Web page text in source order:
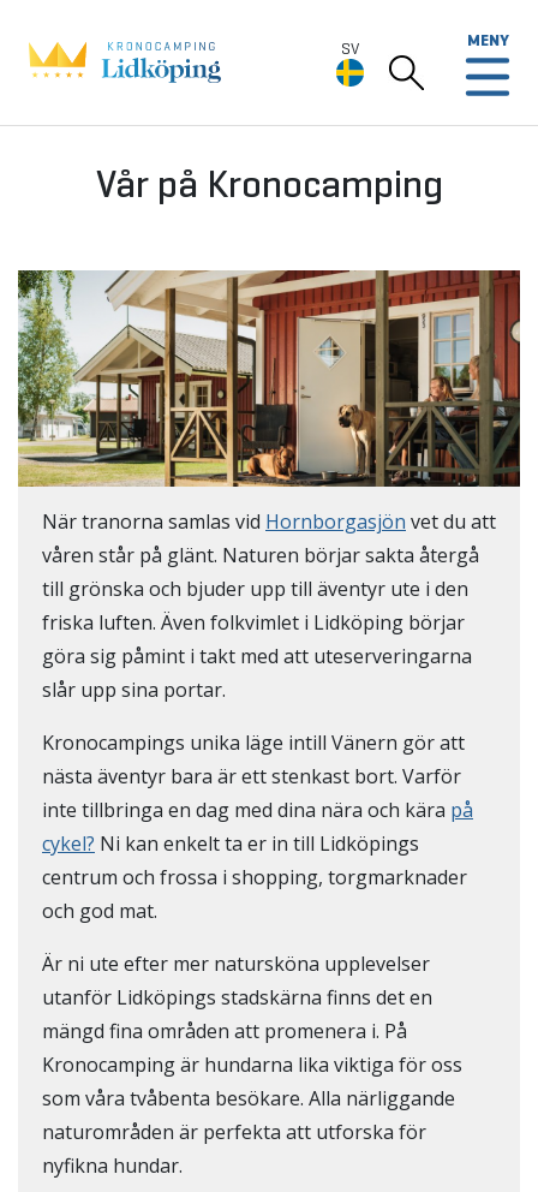
SV
Deutsch
MENY
Vår på Kronocamping
När tranorna samlas vid Hornborgasjön vet du att
våren står på glänt. Naturen börjar sakta återgå
till grönska och bjuder upp till äventyr ute i den
friska luften. Även folkvimlet i Lidköping börjar
göra sig påmint i takt med att uteserveringarna
slår upp sina portar.
Kronocampings unika läge intill Vänern gör att
nästa äventyr bara är ett stenkast bort. Varför
inte tillbringa en dag med dina nära och kära på
cykel? Ni kan enkelt ta er in till Lidköpings
centrum och frossa i shopping, torgmarknader
och god mat.
Är ni ute efter mer natursköna upplevelser
utanför Lidköpings stadskärna finns det en
mängd fina områden att promenera i. På
Kronocamping är hundarna lika viktiga för oss
som våra tvåbenta besökare. Alla närliggande
naturområden är perfekta att utforska för
nyfikna hundar.